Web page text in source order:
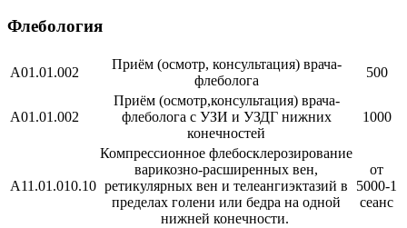
Флебология
А01.01.002
Приём (осмотр, консультация) врача-
флеболога
500
А01.01.002
Приём (осмотр,консультация) врача-
флеболога с УЗИ и УЗДГ нижних
конечностей
1000
А11.01.010.10
Компрессионное флебосклерозирование
варикозно-расширенных вен,
ретикулярных вен и телеангиэктазий в
пределах голени или бедра на одной
нижней конечности.
от
5000-1
сеанс